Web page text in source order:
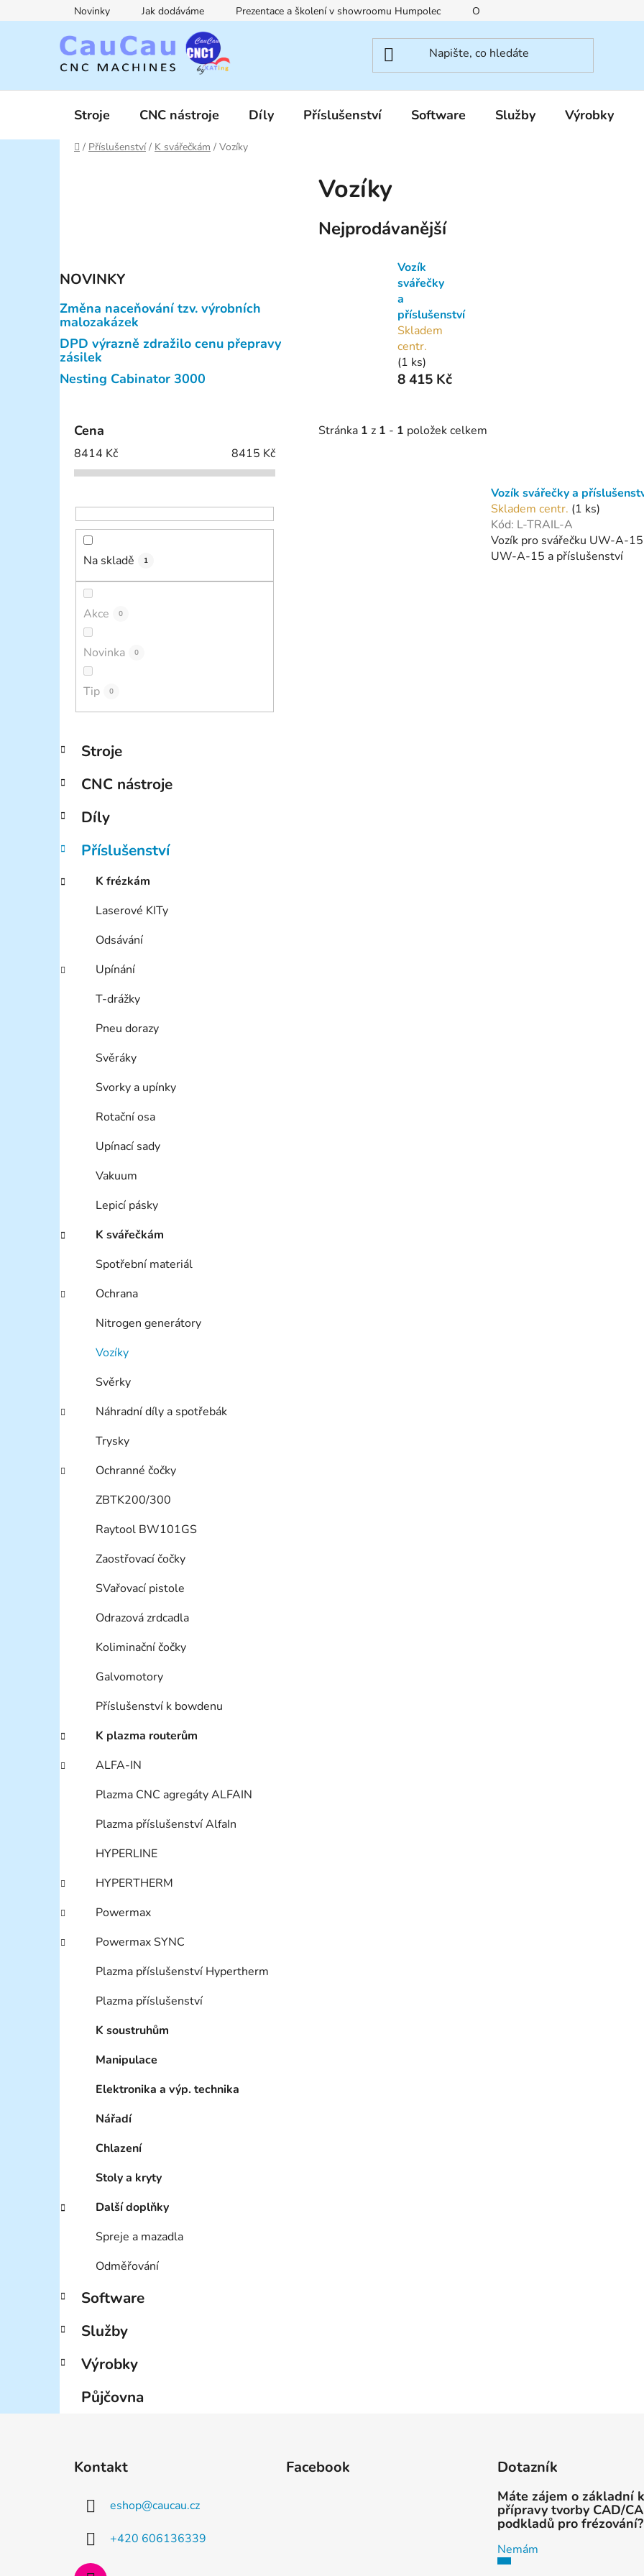
na
Novinky Jak dodáváme Prezentace a školení v showroomu Humpolec O nás
Stroje CNC nástroje Díly Příslušenství Software Služby Výrobky
Domů
/ Příslušenství / K svářečkám / Vozíky
n
n
í
p
a
n
NOVINKY
Změna naceňování tzv. výrobních
malozakázek
DPD výrazně zdražilo cenu přepravy
zásilek
Nesting Cabinator 3000
Cena
8414 Kč 8415 Kč
Na skladě 1
Akce 0
Novinka 0
Tip 0
Přeskočit
kategorie
K
a
e
o
i
Stroje
CNC nástroje
Díly
Příslušenství
K frézkám
Laserové KITy
Odsávání
Upínání
T-drážky
Pneu dorazy
Svěráky
Svorky a upínky
Rotační osa
Upínací sady
Vakuum
Lepicí pásky
K svářečkám
Spotřební materiál
Ochrana
Nitrogen generátory
Vozíky
Svěrky
Náhradní díly a spotřebák
Trysky
Ochranné čočky
ZBTK200/300
Raytool BW101GS
Zaostřovací čočky
SVařovací pistole
Odrazová zrdcadla
Koliminační čočky
Galvomotory
Příslušenství k bowdenu
K plazma routerům
ALFA-IN
Plazma CNC agregáty ALFAIN
Plazma příslušenství AlfaIn
HYPERLINE
HYPERTHERM
Powermax
Powermax SYNC
Plazma příslušenství Hypertherm
Plazma příslušenství
K soustruhům
Manipulace
Elektronika a výp. technika
Nářadí
Chlazení
Stoly a kryty
Další doplňky
Spreje a mazadla
Odměřování
Software
Služby
Výrobky
Půjčovna
Vozíky
Nejprodávanější
Vozík
svářečky
a
příslušenství
Skladem
centr.
(1 ks)
8 415 Kč
Stránka 1 z 1 - 1 položek celkem
Vozík svářečky a
Skladem centr. (1 ks)
Kód: L-TRAIL-A
Vozík pro svářečku UW-A-
UW-A-15 a příslušenství
Kontakt
eshop@caucau.cz
+420 606136339
Facebook Dotazník
Máte zájem o základní
přípravy tvorby CAD/
podkladů pro frézování?
Nemám